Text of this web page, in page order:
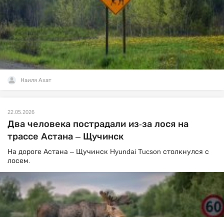
Наиля Ахат
22.05.2026
Два человека пострадали из-за лося на
трассе Астана – Щучинск
На дороге Астана – Щучинск Hyundai Tucson столкнулся с
лосем.